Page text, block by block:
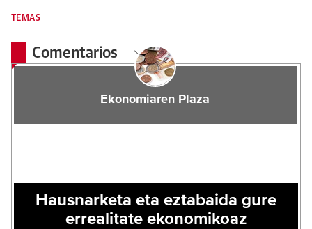
TEMAS
Comentarios
Ekonomiaren Plaza
Hausnarketa eta eztabaida gure
errealitate ekonomikoaz